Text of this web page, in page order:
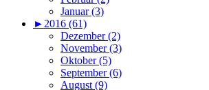
Januar (3)
►2016 (61)
Dezember (2)
November (3)
Oktober (5)
September (6)
August (9)